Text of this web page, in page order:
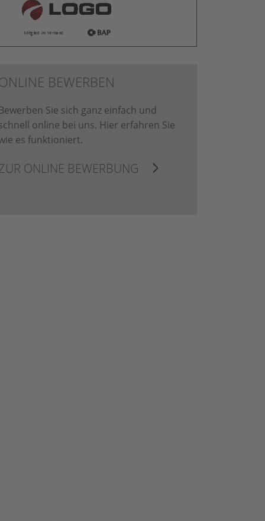
BEWERBEN
Sie sich ganz einfach und
online bei uns. Hier erfahren Sie
es funktioniert.
ONLINE BEWERBUNG